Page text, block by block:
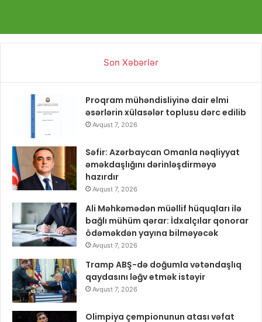
Son Xəbərlər
Proqram mühəndisliyinə dair elmi
əsərlərin xülasələr toplusu dərc edilib
Avqust 7, 2026
Səfir: Azərbaycan Omanla nəqliyyat
əməkdaşlığını dərinləşdirməyə
hazırdır
Avqust 7, 2026
Ali Məhkəmədən müəllif hüquqları ilə
bağlı mühüm qərar: İdxalçılar qonorar
ödəməkdən yayına bilməyəcək
Avqust 7, 2026
Tramp ABŞ-də doğumla vətəndaşlıq
qaydasını ləğv etmək istəyir
Avqust 7, 2026
Olimpiya çempionunun atası vəfat